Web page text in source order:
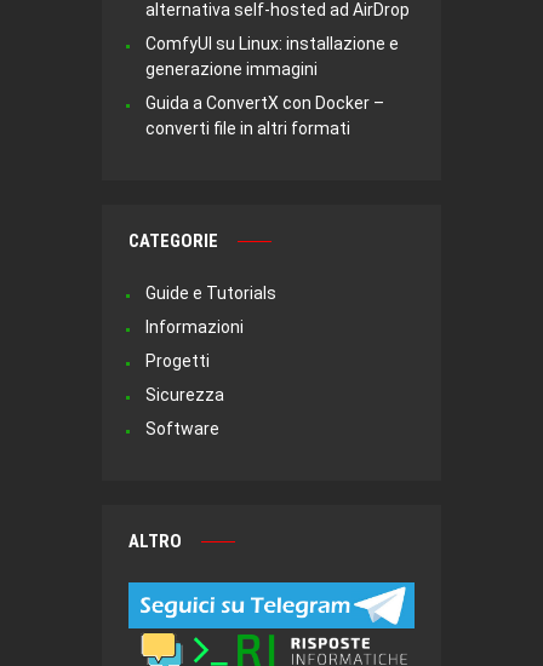
alternativa self-hosted ad AirDrop
ComfyUI su Linux: installazione e
generazione immagini
Guida a ConvertX con Docker –
converti file in altri formati
CATEGORIE
Guide e Tutorials
Informazioni
Progetti
Sicurezza
Software
ALTRO